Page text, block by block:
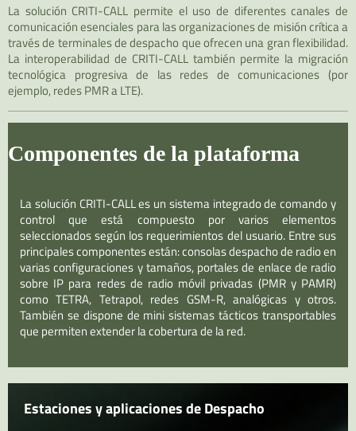
La solución CRITI-CALL permite el uso de diferentes canales de
comunicación esenciales para las organizaciones de misión crítica a
través de terminales de despacho que ofrecen una gran flexibilidad.
La interoperabilidad de CRITI-CALL también permite la migración
tecnológica progresiva de las redes de comunicaciones (por
ejemplo, redes PMR a LTE).
Componentes de la plataforma
La solución CRITI-CALL es un sistema integrado de comando y
control que está compuesto por varios elementos
seleccionados según los requerimientos del usuario. Entre sus
principales componentes están: consolas despacho de radio en
varias configuraciones y tamaños, portales de enlace de radio
sobre IP para redes de radio móvil privadas (PMR y PAMR)
como TETRA, Tetrapol, redes GSM-R, analógicas y otros.
También se dispone de mini sistemas tácticos transportables
que permiten extender la cobertura de la red.
Estaciones y aplicaciones de Despacho